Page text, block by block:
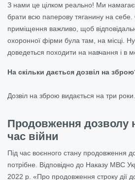
З нами це цілком реально! Ми
брати всю паперову тяганину на
приміщення важливо, щоб
охоронної фірми була там, на місці.
доведеться походити на навчання і в
На скільки дається дозвіл на
Дозвіл на зброю видається на три роки.
Продовження дозволу
час війни
Під час воєнного стану продовження
потрібне. Відповідно до Наказу МВС
2022 р. «Про продовження строку дії